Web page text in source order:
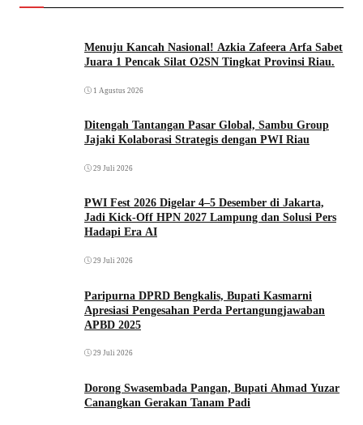
Menuju Kancah Nasional! Azkia Zafeera Arfa Sabet
Juara 1 Pencak Silat O2SN Tingkat Provinsi Riau.
1 Agustus 2026
Ditengah Tantangan Pasar Global, Sambu Group
Jajaki Kolaborasi Strategis dengan PWI Riau
29 Juli 2026
PWI Fest 2026 Digelar 4–5 Desember di Jakarta,
Jadi Kick-Off HPN 2027 Lampung dan Solusi Pers
Hadapi Era AI
29 Juli 2026
Paripurna DPRD Bengkalis, Bupati Kasmarni
Apresiasi Pengesahan Perda Pertangungjawaban
APBD 2025
29 Juli 2026
Dorong Swasembada Pangan, Bupati Ahmad Yuzar
Canangkan Gerakan Tanam Padi